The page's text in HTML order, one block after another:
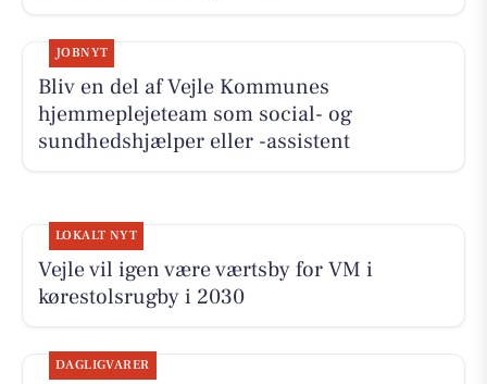
JOBNYT
Bliv en del af Vejle Kommunes
hjemmeplejeteam som social- og
sundhedshjælper eller -assistent
LOKALT NYT
Vejle vil igen være værtsby for VM i
kørestolsrugby i 2030
DAGLIGVARER